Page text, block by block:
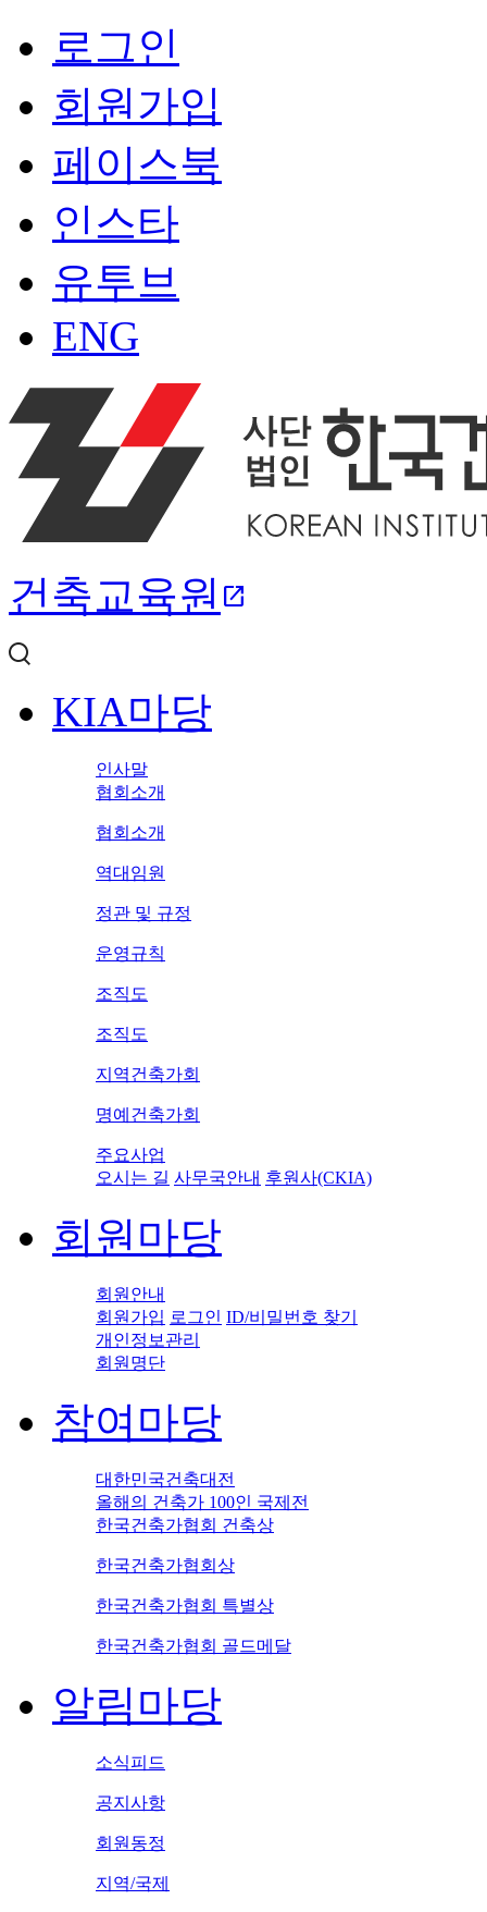
로그인
회원가입
페이스북
인스타
유투브
ENG
건축교육원 open_in_new
KIA마당
인사말
협회소개
협회소개
역대임원
정관 및 규정
운영규칙
조직도
조직도
지역건축가회
명예건축가회
주요사업
오시는 길 사무국안내 후원사(CKIA)
회원마당
회원안내
회원가입 로그인 ID/비밀번호 찾기
개인정보관리
회원명단
참여마당
대한민국건축대전
올해의 건축가 100인 국제전
한국건축가협회 건축상
한국건축가협회상
한국건축가협회 특별상
한국건축가협회 골드메달
알림마당
소식피드
공지사항
회원동정
지역/국제